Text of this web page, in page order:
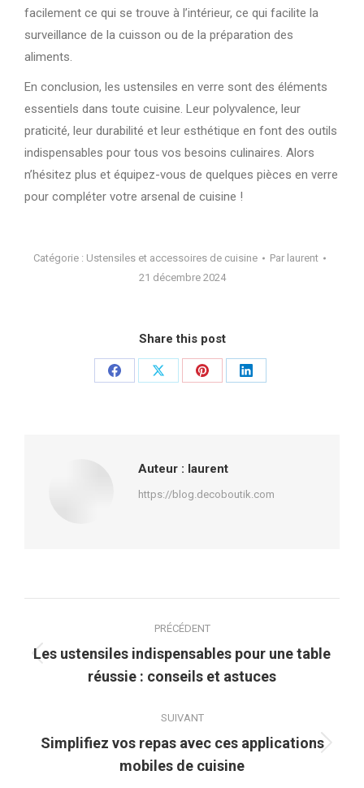
facilement ce qui se trouve à l’intérieur, ce qui facilite la
surveillance de la cuisson ou de la préparation des
aliments.
En conclusion, les ustensiles en verre sont des éléments
essentiels dans toute cuisine. Leur polyvalence, leur
praticité, leur durabilité et leur esthétique en font des outils
indispensables pour tous vos besoins culinaires. Alors
n’hésitez plus et équipez-vous de quelques pièces en verre
pour compléter votre arsenal de cuisine !
Catégorie : Ustensiles et accessoires de cuisine Par laurent
21 décembre 2024
Share this post
PartagerPartagerPartagerPartager
Auteur : laurent
https://blog.decoboutik.com
article
PRÉCÉDENT
Article
précédent
Les ustensiles indispensables pour une table
réussie : conseils et astuces
SUIVANT
Article
suivant
Simplifiez vos repas avec ces applications
mobiles de cuisine